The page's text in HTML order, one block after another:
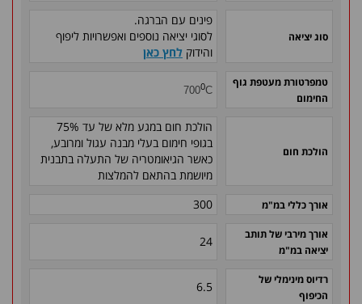
סוג יציאה
פינים עם הברגה.
לסוגי יציאה נוספים ואפשרויות ליפוף
והידוק לחץ כאן
טמפרטורת מעטפת גוף
החימום
7000C
הולכת חום
הולכת חום במגע מלא של עד 75%
בגופי חימום בעלי מבנה עגול ומרובע,
כאשר הגיאומטריה של התעלה בתבנית
מיושמת בהתאם להמלצות
אורך כללי במ"מ 300
אורך מירבי של תותב
יציאה במ"מ
24
רדיוס מינימלי של
הכיפוף
6.5